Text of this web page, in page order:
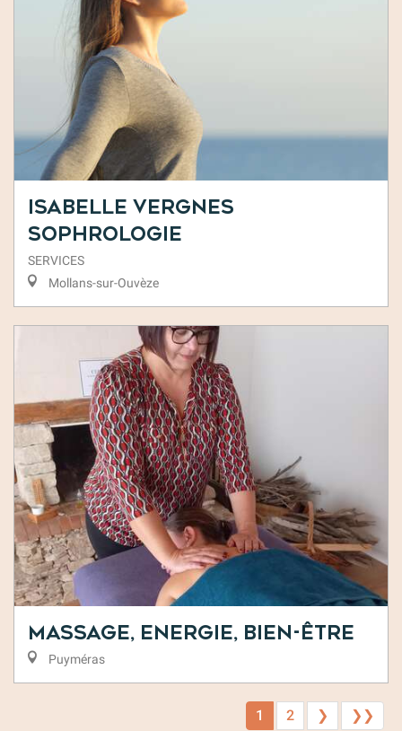
Isabelle Vergnes
Sophrologie
SERVICES
Mollans-sur-Ouvèze
Massage, Energie, Bien-Être
Puyméras
1 2 ❯ ❯❯